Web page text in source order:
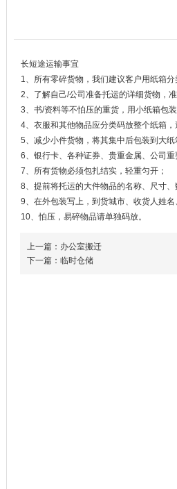
长短途运输事宜
1、所有零碎货物，我们建议客户用纸箱分
2、了解自己/公司准备托运的详细货物，
3、书/资料等不怕压的重货，用小纸箱包
4、衣服和其他物品应分类码放整个纸箱，
5、减少小件货物，将其集中后包装到大纸
6、银行卡、各种证券、贵重金属、公司
7、所有货物必须包扎结实，轻重匀开；
8、提前将托运的大件物品的名称、尺寸
9、在外包装写上，到货城市、收货人姓名
10、怕压，易碎物品请单独码放。
上一篇：办公室搬迁
下一篇：临时仓储